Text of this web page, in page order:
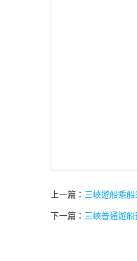
上一篇： 三峽遊船乘船
下一篇： 三峽普通遊船